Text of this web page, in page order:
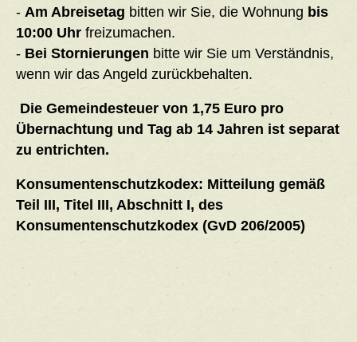
- Am Abreisetag bitten wir Sie, die Wohnung bis
10:00 Uhr freizumachen.
- Bei Stornierungen bitte wir Sie um Verständnis,
wenn wir das Angeld zurückbehalten.
Die Gemeindesteuer von 1,75 Euro pro
Übernachtung und Tag ab 14 Jahren ist separat
zu entrichten.
Konsumentenschutzkodex: Mitteilung gemäß
Teil III, Titel III, Abschnitt I, des
Konsumentenschutzkodex (GvD 206/2005)